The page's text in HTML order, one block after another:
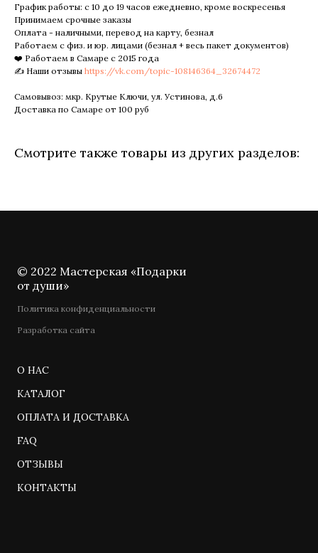
График работы: с 10 до 19 часов ежедневно, кроме воскресенья
Принимаем срочные заказы
Оплата - наличными, перевод на карту, безнал
Работаем с физ. и юр. лицами (безнал + весь пакет документов)
❤️ Работаем в Самаре с 2015 года
✍️ Наши отзывы https://vk.com/topic-108146364_32674472
Самовывоз: мкр. Крутые Ключи, ул. Устинова, д.6
Доставка по Самаре от 100 руб
Смотрите также товары из других разделов:
© 2022 Мастерская «Подарки
от души»
Политика конфиденциальности
Разработка сайта
О НАС
КАТАЛОГ
ОПЛАТА И ДОСТАВКА
FAQ
ОТЗЫВЫ
КОНТАКТЫ